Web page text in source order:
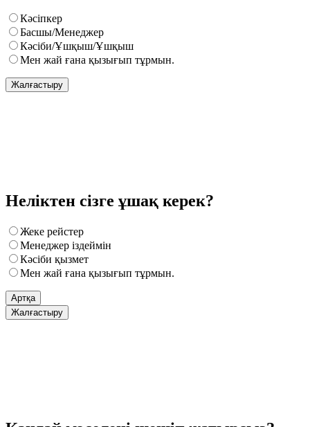
Кәсіпкер
Басшы/Менеджер
Кәсіби/Ұшқыш/Ұшқыш
Мен жай ғана қызығып тұрмын.
Жалғастыру
Неліктен сізге ұшақ керек?
Жеке рейстер
Менеджер іздеймін
Кәсіби қызмет
Мен жай ғана қызығып тұрмын.
Артқа
Жалғастыру